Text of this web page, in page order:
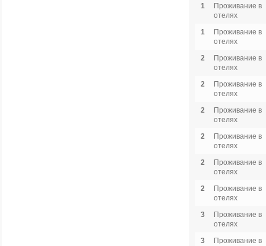
1
Проживание в
отелях
1
Проживание в
отелях
2
Проживание в
отелях
2
Проживание в
отелях
2
Проживание в
отелях
2
Проживание в
отелях
2
Проживание в
отелях
2
Проживание в
отелях
3
Проживание в
отелях
3
Проживание в